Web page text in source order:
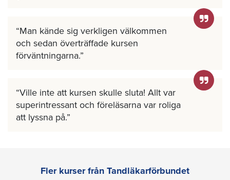
Man kände sig verkligen välkommen
och sedan överträffade kursen
förväntningarna.
Ville inte att kursen skulle sluta! Allt var
superintressant och föreläsarna var roliga
att lyssna på.
Fler kurser från Tandläkarförbundet